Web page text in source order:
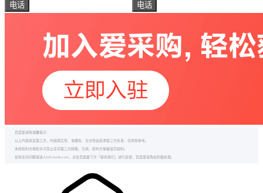
电话
电话
百度爱采购温馨提示：
以上内容来自第三方，内容真实性、准确性、合法性由来源第三方负责，仅供您参考。
未经权利方授权许可禁止任何第三方转载、引用，权利方保留追究权利。
如有任何问题请进入b2b.baidu.com，点击页面最下方『联系我们』进行反馈，百度爱采购会积极处理。